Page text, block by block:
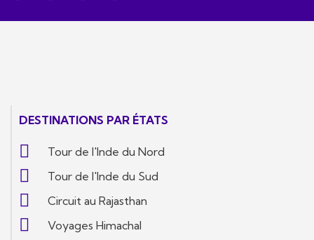
DESTINATIONS PAR ÉTATS
Tour de l'Inde du Nord
Tour de l'Inde du Sud
Circuit au Rajasthan
Voyages Himachal